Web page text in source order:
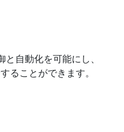
自動化を可能にし、
ることができます。